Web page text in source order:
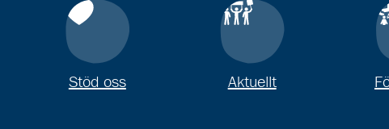
Stöd oss Aktuellt